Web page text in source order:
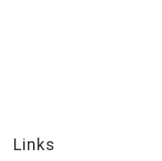
Links